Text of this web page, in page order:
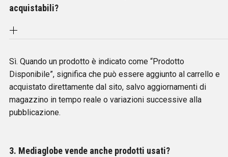
acquistabili?
Sì. Quando un prodotto è indicato come “Prodotto
Disponibile”, significa che può essere aggiunto al carrello e
acquistato direttamente dal sito, salvo aggiornamenti di
magazzino in tempo reale o variazioni successive alla
pubblicazione.
3. Mediaglobe vende anche prodotti usati?